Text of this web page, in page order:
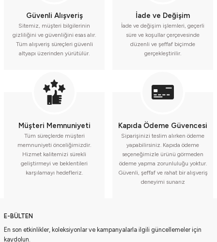
Güvenli Alışveriş
Sitemiz, müşteri bilgilerinin
gizliliğini ve güvenliğini esas alır.
Tüm alışveriş süreçleri güvenli
altyapı üzerinden yürütülür.
İade ve Değişim
İade ve değişim işlemleri, geçerli
süre ve koşullar çerçevesinde
düzenli ve şeffaf biçimde
gerçekleştirilir.
Müşteri Memnuniyeti
Tüm süreçlerde müşteri
memnuniyeti önceliğimizdir.
Hizmet kalitemizi sürekli
geliştirmeyi ve beklentileri
karşılamayı hedefleriz.
Kapıda Ödeme Güvencesi
Siparişinizi teslim alırken ödeme
yapabilirsiniz. Kapıda ödeme
seçeneğimizle ürünü görmeden
ödeme yapma zorunluluğu yoktur.
Güvenli, şeffaf ve rahat bir alışveriş
deneyimi sunarız
E-BÜLTEN
En son etkinlikler, koleksiyonlar ve kampanyalarla ilgili güncellemeler için
kaydolun.